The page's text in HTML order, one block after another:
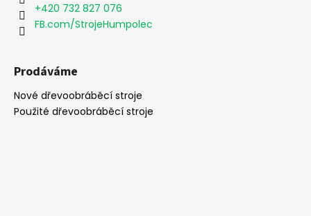
+420 732 827 076
FB.com/StrojeHumpolec
Prodáváme
Nové dřevoobráběcí stroje
Použité dřevoobráběcí stroje